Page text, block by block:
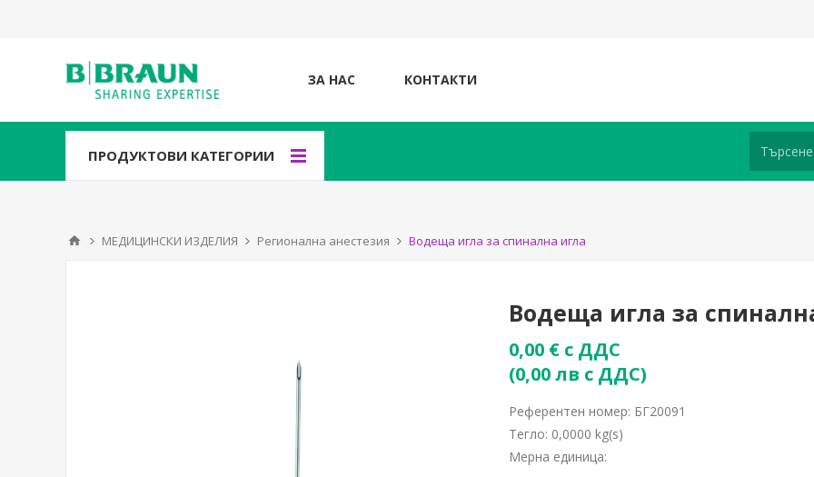
ЗА НАС КОНТАКТИ
ПРОДУКТОВИ КАТЕГОРИИ
МЕДИЦИНСКИ ИЗДЕЛИЯ Регионална анестезия Водеща игла за спинална игла
Водеща игла за
0,00 € с ДДС
(0,00 лв с ДДС)
Референтен номер: БГ20091
Тегло: 0,0000 kg(s)
Мерна единица: